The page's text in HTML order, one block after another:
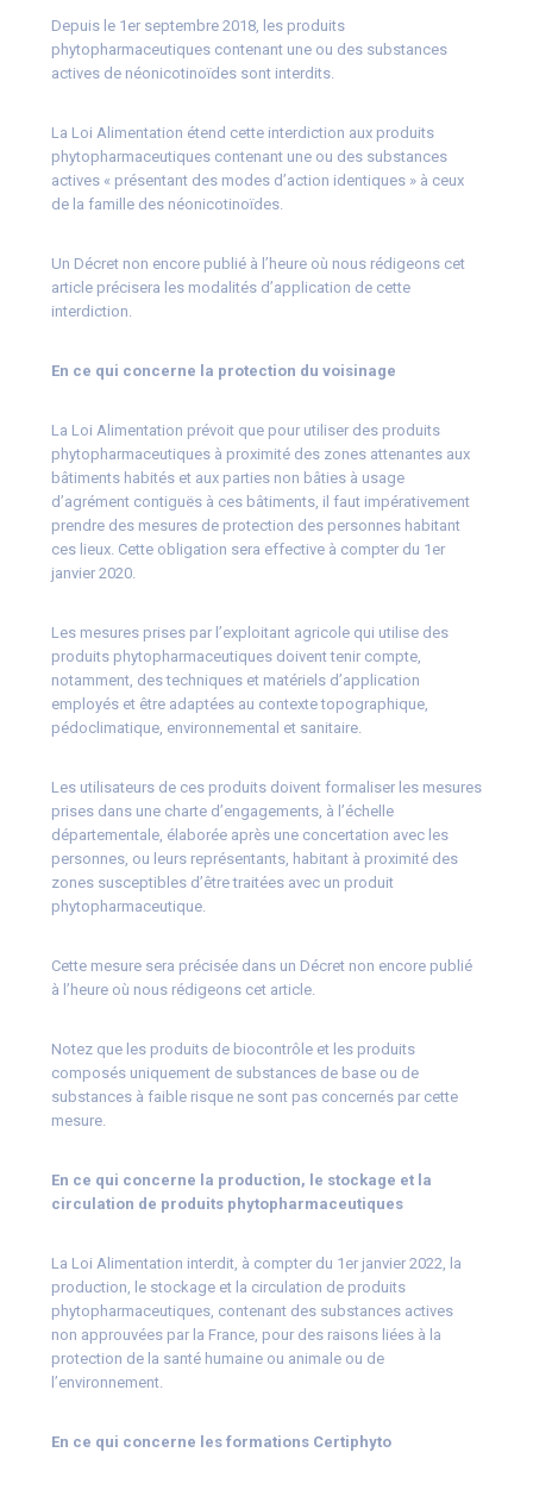
Depuis le 1er septembre 2018, les produits
phytopharmaceutiques contenant une ou des substances
actives de néonicotinoïdes sont interdits.
La Loi Alimentation étend cette interdiction aux produits
phytopharmaceutiques contenant une ou des substances
actives « présentant des modes d’action identiques » à ceux
de la famille des néonicotinoïdes.
Un Décret non encore publié à l’heure où nous rédigeons cet
article précisera les modalités d’application de cette
interdiction.
En ce qui concerne la protection du voisinage
La Loi Alimentation prévoit que pour utiliser des produits
phytopharmaceutiques à proximité des zones attenantes aux
bâtiments habités et aux parties non bâties à usage
d’agrément contiguës à ces bâtiments, il faut impérativement
prendre des mesures de protection des personnes habitant
ces lieux. Cette obligation sera effective à compter du 1er
janvier 2020.
Les mesures prises par l’exploitant agricole qui utilise des
produits phytopharmaceutiques doivent tenir compte,
notamment, des techniques et matériels d’application
employés et être adaptées au contexte topographique,
pédoclimatique, environnemental et sanitaire.
Les utilisateurs de ces produits doivent formaliser les mesures
prises dans une charte d’engagements, à l’échelle
départementale, élaborée après une concertation avec les
personnes, ou leurs représentants, habitant à proximité des
zones susceptibles d’être traitées avec un produit
phytopharmaceutique.
Cette mesure sera précisée dans un Décret non encore publié
à l’heure où nous rédigeons cet article.
Notez que les produits de biocontrôle et les produits
composés uniquement de substances de base ou de
substances à faible risque ne sont pas concernés par cette
mesure.
En ce qui concerne la production, le stockage et la
circulation de produits phytopharmaceutiques
La Loi Alimentation interdit, à compter du 1er janvier 2022, la
production, le stockage et la circulation de produits
phytopharmaceutiques, contenant des substances actives
non approuvées par la France, pour des raisons liées à la
protection de la santé humaine ou animale ou de
l’environnement.
En ce qui concerne les formations Certiphyto